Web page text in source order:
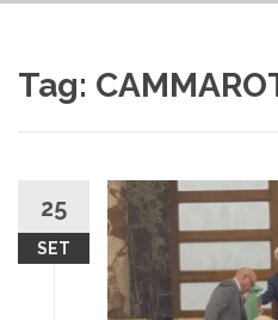
Tag:
25
SET